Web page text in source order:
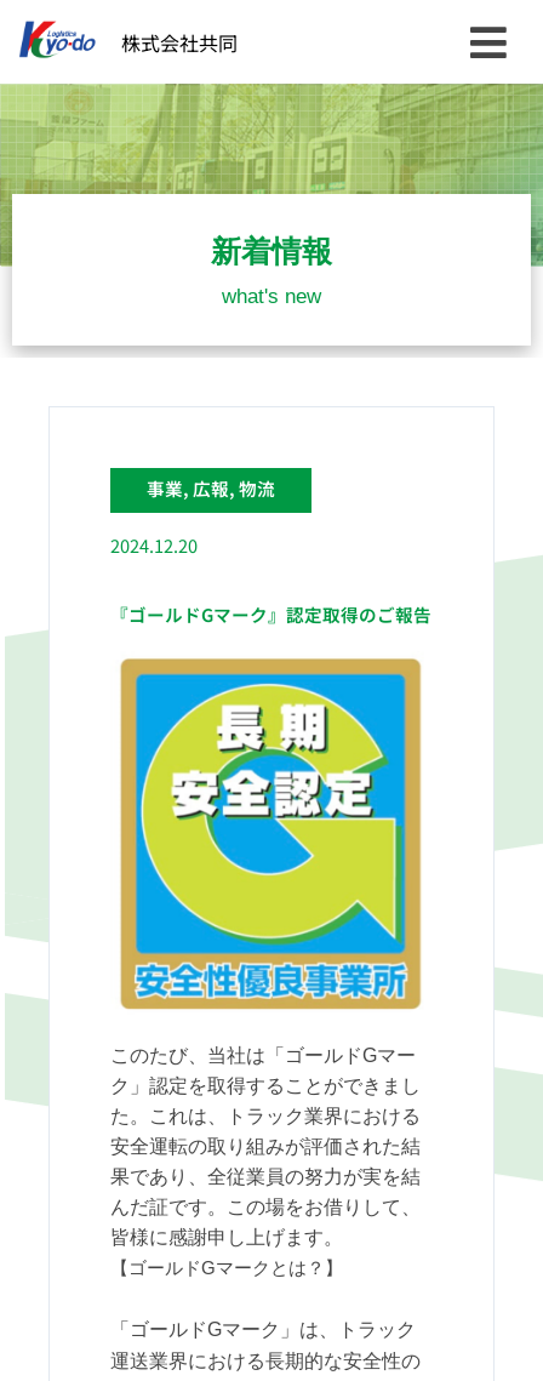
ス
キ
ッ
プ
株式会社共同
新着情報
what's new
事業,広報,物流
2024.12.20
『ゴールドGマーク』認定取得のご報告
このたび、当社は「ゴールドGマー
ク」認定を取得することができまし
た。これは、トラック業界における
安全運転の取り組みが評価された結
果であり、全従業員の努力が実を結
んだ証です。この場をお借りして、
皆様に感謝申し上げます。
【ゴールドGマークとは？】
「ゴールドGマーク」は、トラック
運送業界における長期的な安全性の